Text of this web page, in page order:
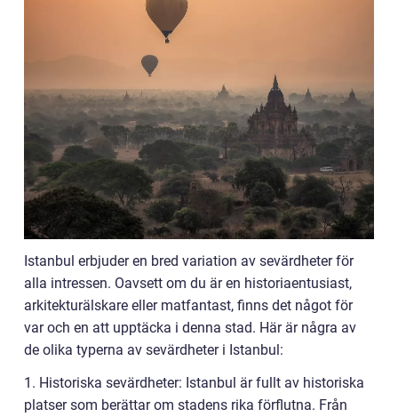
Istanbul erbjuder en bred variation av sevärdheter för
alla intressen. Oavsett om du är en historiaentusiast,
arkitekturälskare eller matfantast, finns det något för
var och en att upptäcka i denna stad. Här är några av
de olika typerna av sevärdheter i Istanbul:
1. Historiska sevärdheter: Istanbul är fullt av historiska
platser som berättar om stadens rika förflutna. Från